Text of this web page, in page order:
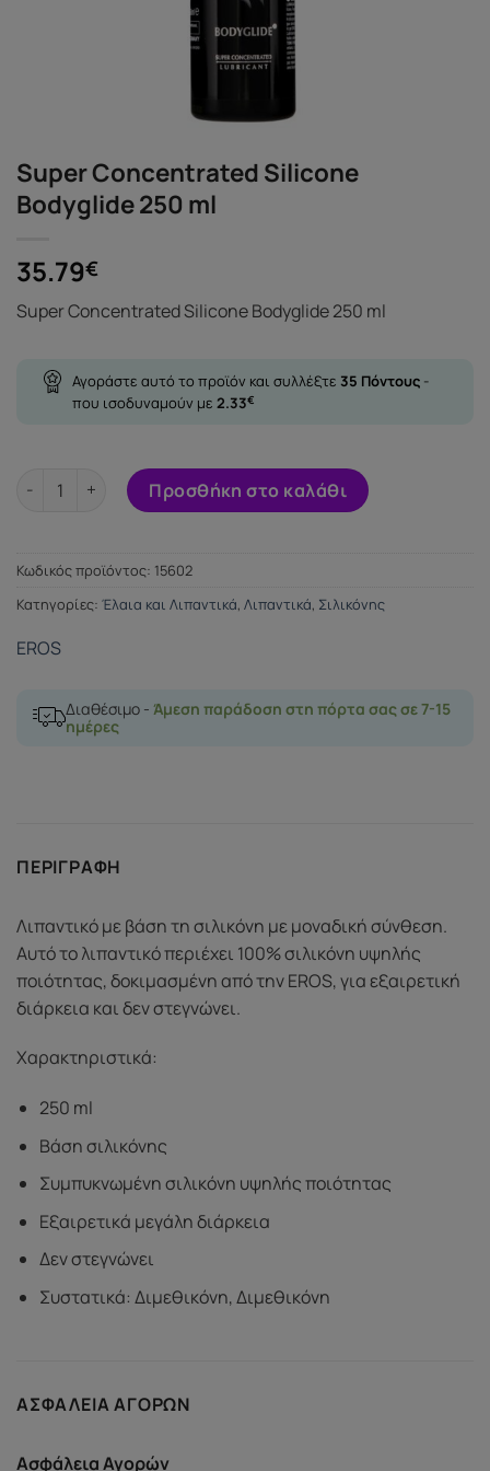
Super Concentrated Silicone
Bodyglide 250 ml
35.79€
Super Concentrated Silicone Bodyglide 250 ml
Αγοράστε αυτό το προϊόν και συλλέξτε 35 Πόντους -
που ισοδυναμούν με 2.33€
Super Concentrated Silicone Bodyglide 250 ml ποσότητα
Προσθήκη στο καλάθι
Κωδικός προϊόντος: 15602
Κατηγορίες: Έλαια και Λιπαντικά, Λιπαντικά, Σιλικόνης
EROS
Διαθέσιμο - Άμεση παράδοση στη πόρτα σας σε 7-15
ημέρες
ΠΕΡΙΓΡΑΦΉ
Λιπαντικό με βάση τη σιλικόνη με μοναδική σύνθεση.
Αυτό το λιπαντικό περιέχει 100% σιλικόνη υψηλής
ποιότητας, δοκιμασμένη από την EROS, για εξαιρετική
διάρκεια και δεν στεγνώνει.
Χαρακτηριστικά:
250 ml
Βάση σιλικόνης
Συμπυκνωμένη σιλικόνη υψηλής ποιότητας
Εξαιρετικά μεγάλη διάρκεια
Δεν στεγνώνει
Συστατικά: Διμεθικόνη, Διμεθικόνη
ΑΣΦΆΛΕΙΑ ΑΓΟΡΏΝ
Ασφάλεια Αγορών